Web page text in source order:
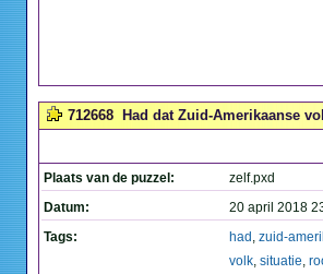
712668 Had dat Zuid-Amerikaanse
Plaats van de puzzel:
zelf.pxd
Datum:
20 april 2018
Tags:
had , zuid-
volk, situatie,